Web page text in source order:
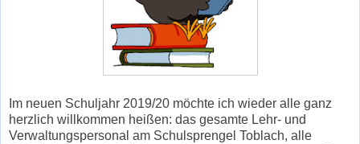
Im neuen Schuljahr 2019/20 möchte ich wieder alle ganz
herzlich willkommen heißen: das gesamte Lehr- und
Verwaltungspersonal am Schulsprengel Toblach, alle